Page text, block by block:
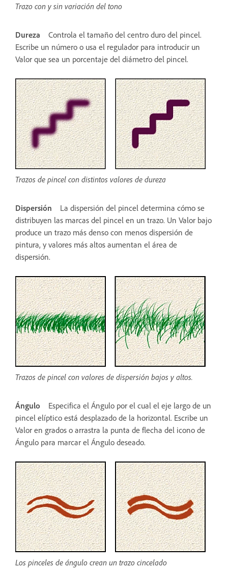
Trazo con y sin variación del tono
Dureza
Controla el tamaño del centro duro del pincel.
Escribe un número o usa el regulador para introducir un
Valor que sea un porcentaje del diámetro del pincel.
Trazos de pincel con distintos valores de dureza
Dispersión
La dispersión del pincel determina cómo se
distribuyen las marcas del pincel en un trazo. Un Valor bajo
produce un trazo más denso con menos dispersión de
pintura, y valores más altos aumentan el área de
dispersión.
Trazos de pincel con valores de dispersión bajos y altos.
Ángulo
Especifica el Ángulo por el cual el eje largo de un
pincel elíptico está desplazado de la horizontal. Escribe un
Valor en grados o arrastra la punta de flecha del icono de
Ángulo para marcar el Ángulo deseado.
Los pinceles de ángulo crean un trazo cincelado